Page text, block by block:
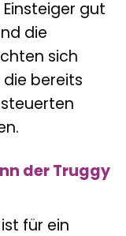
gut
die
sich
bereits
der Truggy
für ein